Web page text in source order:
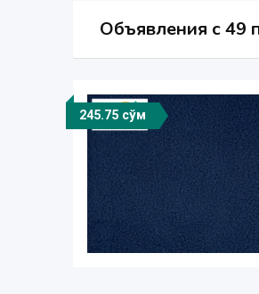
Объявления c 49
245.75 сўм